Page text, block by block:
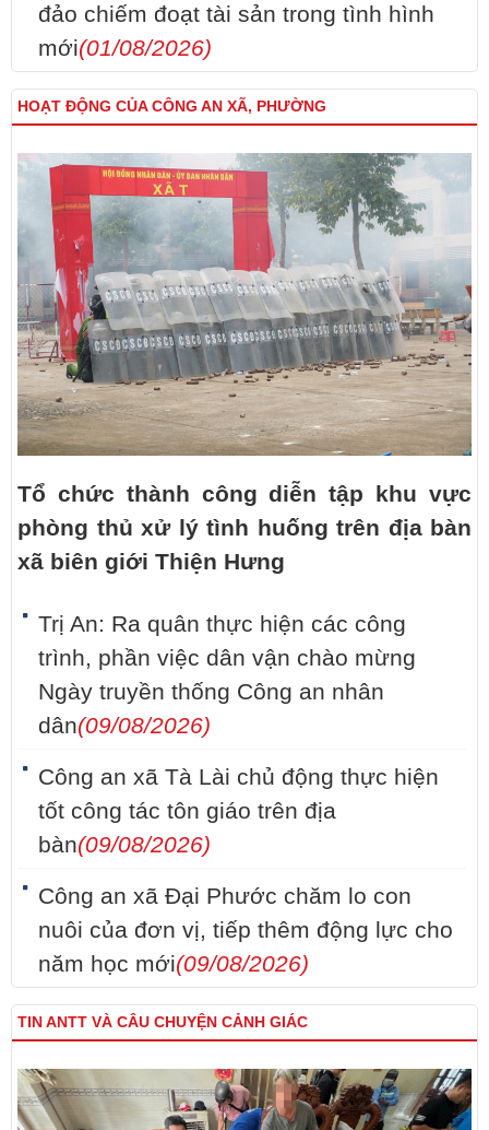
đảo chiếm đoạt tài sản trong tình hình
mới(01/08/2026)
HOẠT ĐỘNG CỦA CÔNG AN XÃ, PHƯỜNG
Tổ chức thành công diễn tập khu vực
phòng thủ xử lý tình huống trên địa bàn
xã biên giới Thiện Hưng
Trị An: Ra quân thực hiện các công
trình, phần việc dân vận chào mừng
Ngày truyền thống Công an nhân
dân(09/08/2026)
Công an xã Tà Lài chủ động thực hiện
tốt công tác tôn giáo trên địa
bàn(09/08/2026)
Công an xã Đại Phước chăm lo con
nuôi của đơn vị, tiếp thêm động lực cho
năm học mới(09/08/2026)
TIN ANTT VÀ CÂU CHUYỆN CẢNH GIÁC